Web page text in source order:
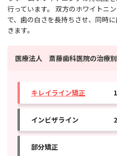
行っています。 双方のホワイトニ
で、歯の白さを長持ちさせ、同時
きます。
医療法人 斎藤歯科医院の治療
キレイライン矯正
インビザライン
部分矯正